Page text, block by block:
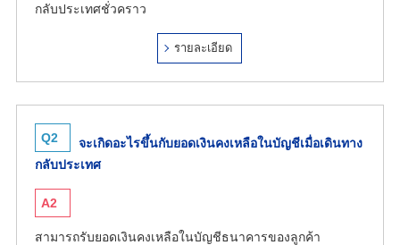
กลับประเทศชั่วคราว
รายละเอียด
Q2
จะเกิดอะไรขึ้นกับยอดเงินคงเหลือในบัญชีเมื่อเดินทาง
กลับประเทศ
A2
สามารถรับยอดเงินคงเหลือในบัญชีธนาคารของลูกค้า